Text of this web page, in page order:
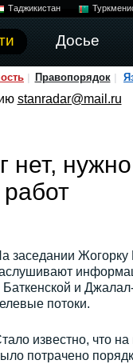
Таджикистан
Досье
Правопорядок
stanradar@mail.ru
нет,
заседании
Баткенской и
потоки.
известно, что
потрачено